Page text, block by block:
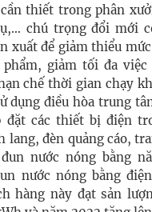
thiết trong phân
chú trọng đổi mới
xuất để giảm thiểu
giảm tối đa việc
chế thời gian chạy
dụng điều hòa trung
đặt các thiết bị điện
lang, đèn quảng cáo,
nước nóng bằng
nước nóng bằng
hàng này đạt sản